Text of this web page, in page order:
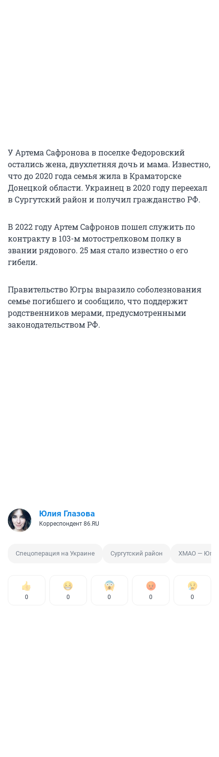
У Артема Сафронова в поселке Федоровский
остались жена, двухлетняя дочь и мама. Известно,
что до 2020 года семья жила в Краматорске
Донецкой области. Украинец в 2020 году переехал
в Сургутский район и получил гражданство РФ.
В 2022 году Артем Сафронов пошел служить по
контракту в 103-м мотострелковом полку в
звании рядового. 25 мая стало известно о его
гибели.
Правительство Югры выразило соболезнования
семье погибшего и сообщило, что поддержит
родственников мерами, предусмотренными
законодательством РФ.
Юлия Глазова
Корреспондент 86.RU
Спецоперация на Украине Сургутский район ХМАО — Югра
0 0 0 0 0